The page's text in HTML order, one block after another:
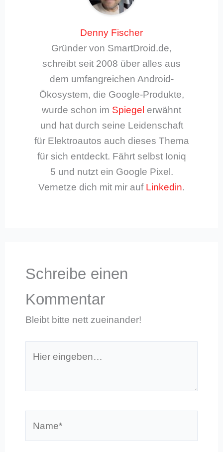
Denny Fischer
Gründer von SmartDroid.de,
schreibt seit 2008 über alles aus
dem umfangreichen Android-
Ökosystem, die Google-Produkte,
wurde schon im Spiegel erwähnt
und hat durch seine Leidenschaft
für Elektroautos auch dieses Thema
für sich entdeckt. Fährt selbst Ioniq
5 und nutzt ein Google Pixel.
Vernetze dich mit mir auf Linkedin.
Schreibe einen
Kommentar
Bleibt bitte nett zueinander!
eingeben…